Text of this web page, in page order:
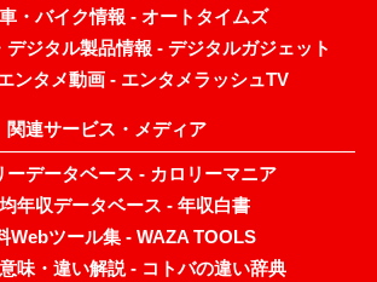
・バイク情報 - オートタイムズ
デジタル製品情報 - デジタルガジェット
ンタメ動画 - エンタメラッシュTV
関連サービス・メディア
ーデータベース - カロリーマニア
年収データベース - 年収白書
Webツール集 - WAZA TOOLS
味・違い解説 - コトバの違い辞典